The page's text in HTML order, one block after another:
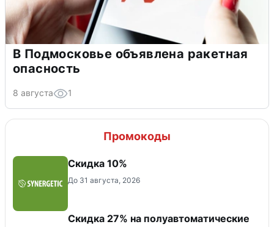
В Подмосковье объявлена ракетная
опасность
8 августа 1
Промокоды
Скидка 10%
До 31 августа, 2026
Скидка 27% на полуавтоматические